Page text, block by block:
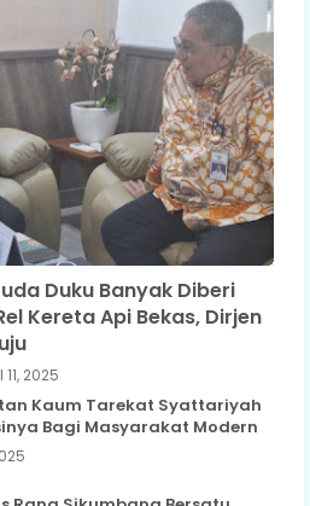
Duku Banyak Diberi
Kereta Api Bekas, Dirjen
11, 2025
Kaum Tarekat Syattariyah
Bagi Masyarakat Modern